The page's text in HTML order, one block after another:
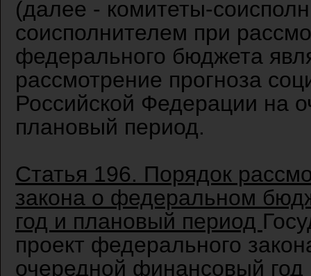
(далее - комитеты-
соисполнителем при
федерального бюджета
рассмотрение прогноза
Российской Федерации на
плановый период.
Статья 196. Порядок
закона о федеральном
год и плановый период
проект федерального
очередной финансовый